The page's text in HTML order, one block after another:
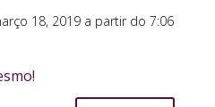
18, 2019 a partir do 7:06